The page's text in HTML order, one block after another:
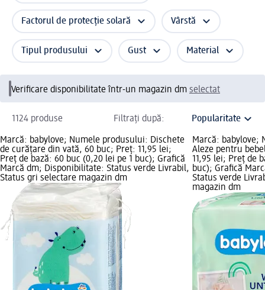
Factorul de protecție solară Vârstă
Tipul produsului Gust Material
Verificare disponibilitate într-un magazin dm selectat
1124 produse Filtrați după:
Marcă: babylove; Numele produsului: Dischete
de curățare din vată, 60 buc; Preț: 11,95 lei;
Preț de bază: 60 buc (0,20 lei pe 1 buc); Grafică
Marcă dm; Disponibilitate: Status verde Livrabil,
Status gri selectare magazin dm
Marcă: babylove;
Aleze pentru
11,95 lei; Preț de
buc); Grafică
Status verde
magazin dm